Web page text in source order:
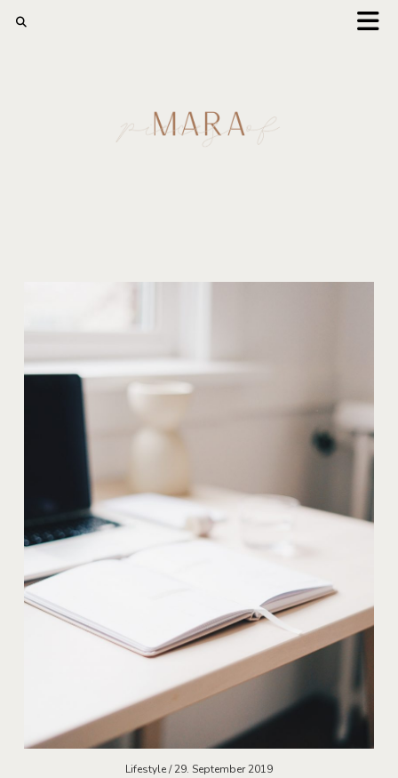
Lifestyle 29. September 2019